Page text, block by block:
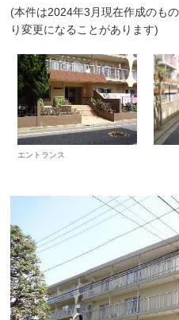
(本件は2024年3月現在作成のも
り変更になることがあります)
エントランス